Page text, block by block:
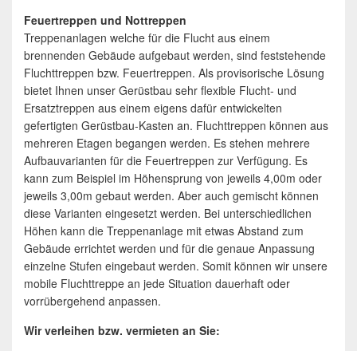
Feuertreppen und Nottreppen
Treppenanlagen welche für die Flucht aus einem
brennenden Gebäude aufgebaut werden, sind feststehende
Fluchttreppen bzw. Feuertreppen. Als provisorische Lösung
bietet Ihnen unser Gerüstbau sehr flexible Flucht- und
Ersatztreppen aus einem eigens dafür entwickelten
gefertigten Gerüstbau-Kasten an. Fluchttreppen können aus
mehreren Etagen begangen werden. Es stehen mehrere
Aufbauvarianten für die Feuertreppen zur Verfügung. Es
kann zum Beispiel im Höhensprung von jeweils 4,00m oder
jeweils 3,00m gebaut werden. Aber auch gemischt können
diese Varianten eingesetzt werden. Bei unterschiedlichen
Höhen kann die Treppenanlage mit etwas Abstand zum
Gebäude errichtet werden und für die genaue Anpassung
einzelne Stufen eingebaut werden. Somit können wir unsere
mobile Fluchttreppe an jede Situation dauerhaft oder
vorrübergehend anpassen.
Wir verleihen bzw. vermieten an Sie: